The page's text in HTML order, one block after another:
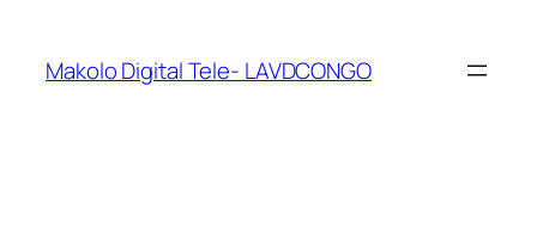
Makolo Digital Tele- LAVDCONGO